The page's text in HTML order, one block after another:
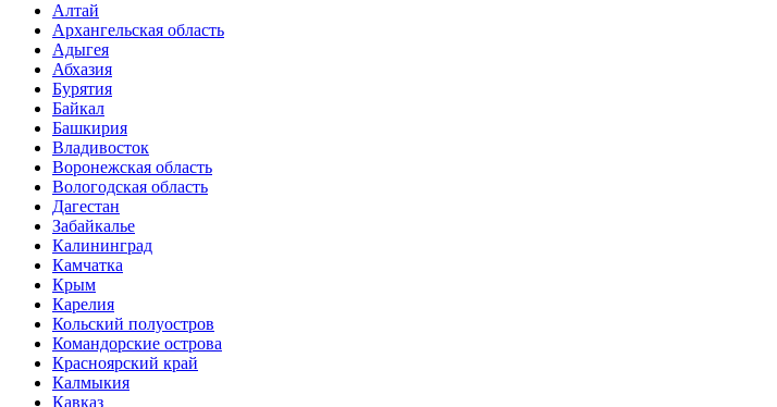
Алтай
Архангельская область
Адыгея
Абхазия
Бурятия
Байкал
Башкирия
Владивосток
Воронежская область
Вологодская область
Дагестан
Забайкалье
Калининград
Камчатка
Крым
Карелия
Кольский полуостров
Командорские острова
Красноярский край
Калмыкия
Кавказ